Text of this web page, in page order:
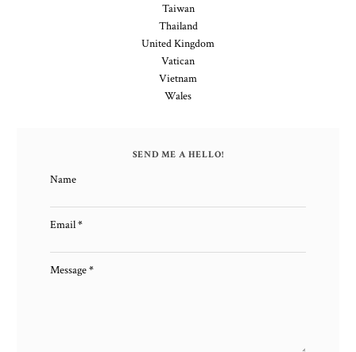
Taiwan
Thailand
United Kingdom
Vatican
Vietnam
Wales
SEND ME A HELLO!
Name
Email*
Message*